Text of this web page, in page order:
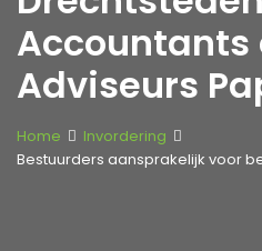
Accountants
Adviseurs
Home
Invordering
Bestuurders aansprakelijk voor